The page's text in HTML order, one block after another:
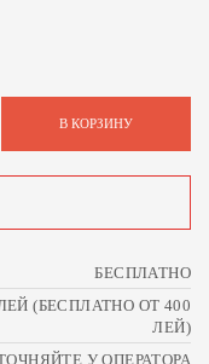
В КОРЗИНУ
БЕСПЛАТНО
(БЕСПЛАТНО ОТ 400
ЛЕЙ)
У ОПЕРАТОРА